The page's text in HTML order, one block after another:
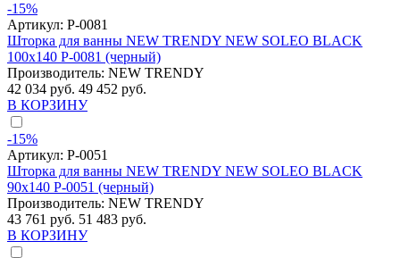
-15%
Артикул: P-0081
Шторка для ванны NEW TRENDY NEW SOLEO BLACK
100x140 P-0081 (черный)
Производитель: NEW TRENDY
42 034 руб. 49 452 руб.
В КОРЗИНУ
-15%
Артикул: P-0051
Шторка для ванны NEW TRENDY NEW SOLEO BLACK
90x140 P-0051 (черный)
Производитель: NEW TRENDY
43 761 руб. 51 483 руб.
В КОРЗИНУ